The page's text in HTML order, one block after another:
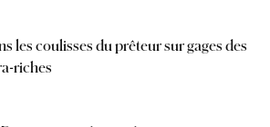
les coulisses du prêteur sur gages des
riches